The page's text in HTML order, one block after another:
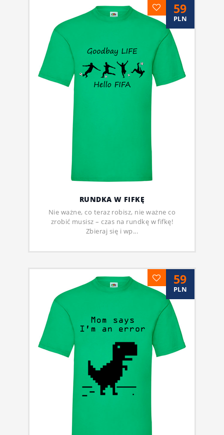
59
PLN
RUNDKA W FIFKĘ
Nie ważne, co teraz robisz, nie ważne co
zrobić musisz – czas na rundkę w fifkę!
Zbieraj się i wp...
59
PLN